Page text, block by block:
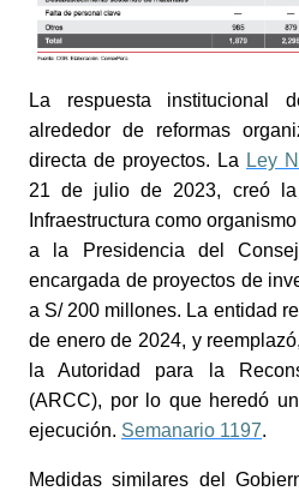
La respuesta institucional
alrededor de reformas
directa de proyectos. La Ley
21 de julio de 2023, creó la
Infraestructura como
a la Presidencia del
encargada de proyectos de
a S/ 200 millones. La entidad
de enero de 2024, y
la Autoridad para la
(ARCC), por lo que heredó
ejecución. Semanario 1197.
Medidas similares del